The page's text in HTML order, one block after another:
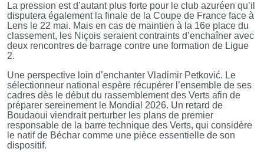
La pression est d’autant plus forte pour le club azuréen qu’il
disputera également la finale de la Coupe de France face à
Lens le 22 mai. Mais en cas de maintien à la 16e place du
classement, les Niçois seraient contraints d’enchaîner avec
deux rencontres de barrage contre une formation de Ligue
2.
Une perspective loin d’enchanter Vladimir Petković. Le
sélectionneur national espère récupérer l’ensemble de ses
cadres dès le début du rassemblement des Verts afin de
préparer sereinement le Mondial 2026. Un retard de
Boudaoui viendrait perturber les plans de premier
responsable de la barre technique des Verts, qui considère
le natif de Béchar comme une pièce essentielle de son
dispositif.